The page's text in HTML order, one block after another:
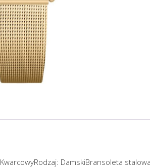
DamskiBransoleta